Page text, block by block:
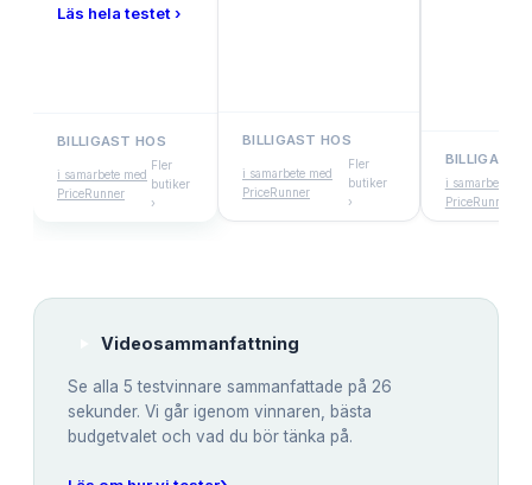
Läs hela testet ›
BILLIGAST HOS
i samarbete med
PriceRunner
Fler
butiker
›
BILLIGAST HOS
i samarbete med
PriceRunner
Fler
butiker
›
BILLIGAST
i samarbete
PriceRunner
Videosammanfattning
Se alla 5 testvinnare sammanfattade på 26
sekunder. Vi går igenom vinnaren, bästa
budgetvalet och vad du bör tänka på.